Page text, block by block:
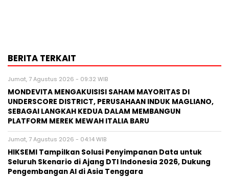
BERITA TERKAIT
Jumat, 7 Agustus 2026 - 09:32 WIB
MONDEVITA MENGAKUISISI SAHAM MAYORITAS DI
UNDERSCORE DISTRICT, PERUSAHAAN INDUK MAGLIANO,
SEBAGAI LANGKAH KEDUA DALAM MEMBANGUN
PLATFORM MEREK MEWAH ITALIA BARU
Jumat, 7 Agustus 2026 - 04:14 WIB
HIKSEMI Tampilkan Solusi Penyimpanan Data untuk
Seluruh Skenario di Ajang DTI Indonesia 2026, Dukung
Pengembangan AI di Asia Tenggara